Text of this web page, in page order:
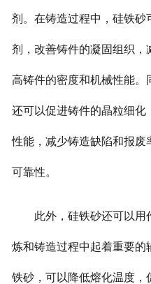
剂。在铸造过程中，硅铁砂
剂，改善铸件的凝固组织，
高铸件的密度和机械性能
还可以促进铸件的晶粒细
性能，减少铸造缺陷和报废
可靠性。
此外，硅铁砂还可以用
炼和铸造过程中起着重要
铁砂，可以降低熔化温度，